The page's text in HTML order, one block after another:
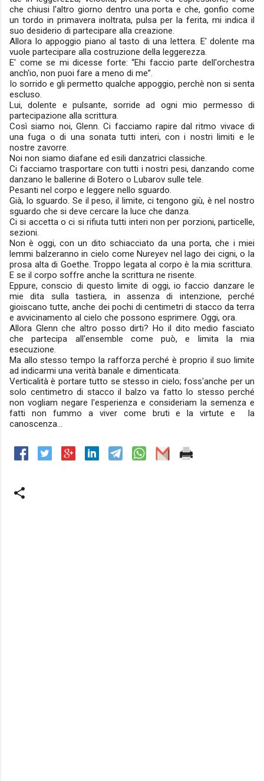
che chiusi l'altro giorno dentro una porta e che, gonfio come
un tordo in primavera inoltrata, pulsa per la ferita, mi indica il
suo desiderio di partecipare alla creazione.
Allora lo appoggio piano al tasto di una lettera. E' dolente ma
vuole partecipare alla costruzione della leggerezza.
E' come se mi dicesse forte: “Ehi faccio parte dell'orchestra
anch'io, non puoi fare a meno di me”.
Io sorrido e gli permetto qualche appoggio, perchè non si senta
escluso.
Lui, dolente e pulsante, sorride ad ogni mio permesso di
partecipazione alla scrittura.
Così siamo noi, Glenn. Ci facciamo rapire dal ritmo vivace di
una fuga o di una sonata tutti interi, con i nostri limiti e le
nostre zavorre.
Noi non siamo diafane ed esili danzatrici classiche.
Ci facciamo trasportare con tutti i nostri pesi, danzando come
danzano le ballerine di Botero o Lubarov sulle tele.
Pesanti nel corpo e leggere nello sguardo.
Già, lo sguardo. Se il peso, il limite, ci tengono giù, è nel nostro
sguardo che si deve cercare la luce che danza.
Ci si accetta o ci si rifiuta tutti interi non per porzioni, particelle,
sezioni.
Non è oggi, con un dito schiacciato da una porta, che i miei
lemmi balzeranno in cielo come Nureyev nel lago dei cigni, o la
prosa alta di Goethe. Troppo legata al corpo è la mia scrittura.
E se il corpo soffre anche la scrittura ne risente.
Eppure, conscio di questo limite di oggi, io faccio danzare le
mie dita sulla tastiera, in assenza di intenzione, perché
gioiscano tutte, anche dei pochi di centimetri di stacco da terra
e avvicinamento al cielo che possono esprimere. Oggi, ora.
Allora Glenn che altro posso dirti? Ho il dito medio fasciato
che partecipa all'ensemble come può, e limita la mia
esecuzione.
Ma allo stesso tempo la rafforza perché è proprio il suo limite
ad indicarmi una verità banale e dimenticata.
Verticalità è portare tutto se stesso in cielo; foss'anche per un
solo centimetro di stacco il balzo va fatto lo stesso perché
non vogliam negare l'esperienza e consideriam la semenza e
fatti non fummo a viver come bruti e la virtute e la
canoscenza...